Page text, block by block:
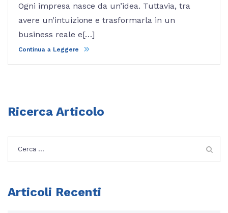
Ogni impresa nasce da un’idea. Tuttavia, tra
avere un’intuizione e trasformarla in un
business reale e[…]
Continua a Leggere
Ricerca Articolo
Articoli Recenti